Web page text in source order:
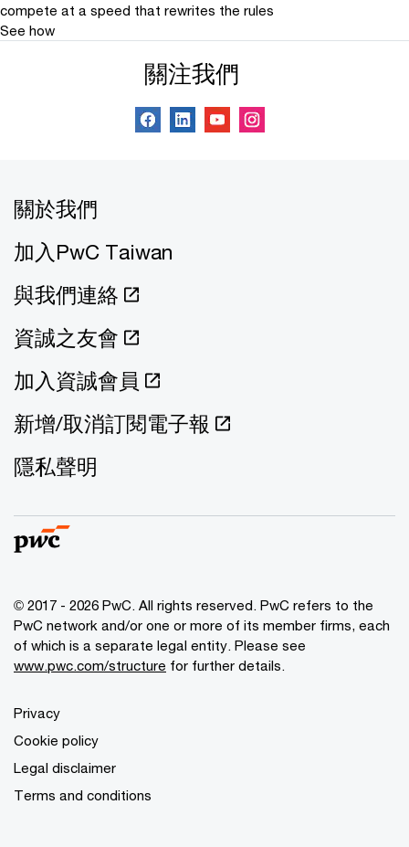
compete at a speed that rewrites the rules
See how
關注我們
關於我們
加入PwC Taiwan
與我們連絡
資誠之友會
加入資誠會員
新增/取消訂閱電子報
隱私聲明
© 2017 - 2026 PwC. All rights reserved. PwC refers to the
PwC network and/or one or more of its member firms, each
of which is a separate legal entity. Please see
www.pwc.com/structure for further details.
Privacy
Cookie policy
Legal disclaimer
Terms and conditions